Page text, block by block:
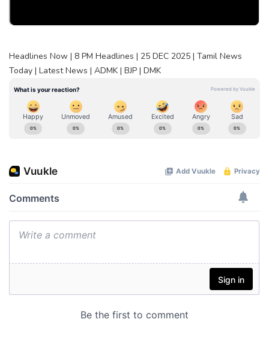
Headlines Now | 8 PM Headlines | 25 DEC 2025 | Tamil News
Today | Latest News | ADMK | BJP | DMK